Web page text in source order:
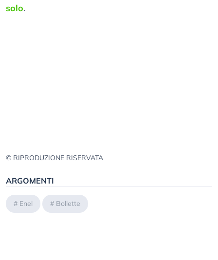
solo.
© RIPRODUZIONE RISERVATA
ARGOMENTI
# Enel # Bollette